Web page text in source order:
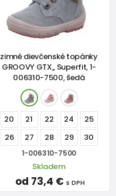
zimné dievčenské topánky
GROOVY GTX,, Superfit, 1-
006310-7500, šedá
20 21 22 24
25
26
27 28 29 30
1-006310-7500
Skladem
od 73,4 € s DPH